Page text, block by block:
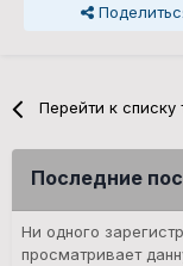
Перейти к списку
Последние
Ни одного
просматривает